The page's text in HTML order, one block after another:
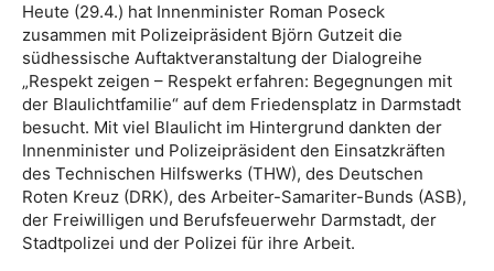
Heute (29.4.) hat Innenminister Roman Poseck
zusammen mit Polizeipräsident Björn Gutzeit die
südhessische Auftaktveranstaltung der Dialogreihe
„Respekt zeigen – Respekt erfahren: Begegnungen mit
der Blaulichtfamilie“ auf dem Friedensplatz in Darmstadt
besucht. Mit viel Blaulicht im Hintergrund dankten der
Innenminister und Polizeipräsident den Einsatzkräften
des Technischen Hilfswerks (THW), des Deutschen
Roten Kreuz (DRK), des Arbeiter-Samariter-Bunds (ASB),
der Freiwilligen und Berufsfeuerwehr Darmstadt, der
Stadtpolizei und der Polizei für ihre Arbeit.